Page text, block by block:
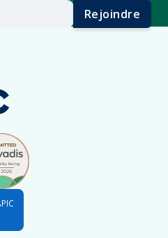
Rejoindre